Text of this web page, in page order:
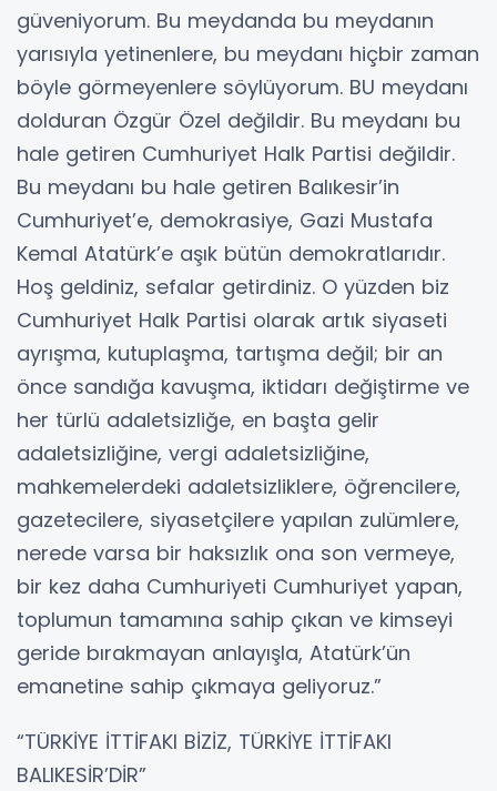
güveniyorum. Bu meydanda bu meydanın
yarısıyla yetinenlere, bu meydanı hiçbir zaman
böyle görmeyenlere söylüyorum. BU meydanı
dolduran Özgür Özel değildir. Bu meydanı bu
hale getiren Cumhuriyet Halk Partisi değildir.
Bu meydanı bu hale getiren Balıkesir’in
Cumhuriyet’e, demokrasiye, Gazi Mustafa
Kemal Atatürk’e aşık bütün demokratlarıdır.
Hoş geldiniz, sefalar getirdiniz. O yüzden biz
Cumhuriyet Halk Partisi olarak artık siyaseti
ayrışma, kutuplaşma, tartışma değil; bir an
önce sandığa kavuşma, iktidarı değiştirme ve
her türlü adaletsizliğe, en başta gelir
adaletsizliğine, vergi adaletsizliğine,
mahkemelerdeki adaletsizliklere, öğrencilere,
gazetecilere, siyasetçilere yapılan zulümlere,
nerede varsa bir haksızlık ona son vermeye,
bir kez daha Cumhuriyeti Cumhuriyet yapan,
toplumun tamamına sahip çıkan ve kimseyi
geride bırakmayan anlayışla, Atatürk’ün
emanetine sahip çıkmaya geliyoruz.”
“TÜRKİYE İTTİFAKI BİZİZ, TÜRKİYE İTTİFAKI
BALIKESİR’DİR”